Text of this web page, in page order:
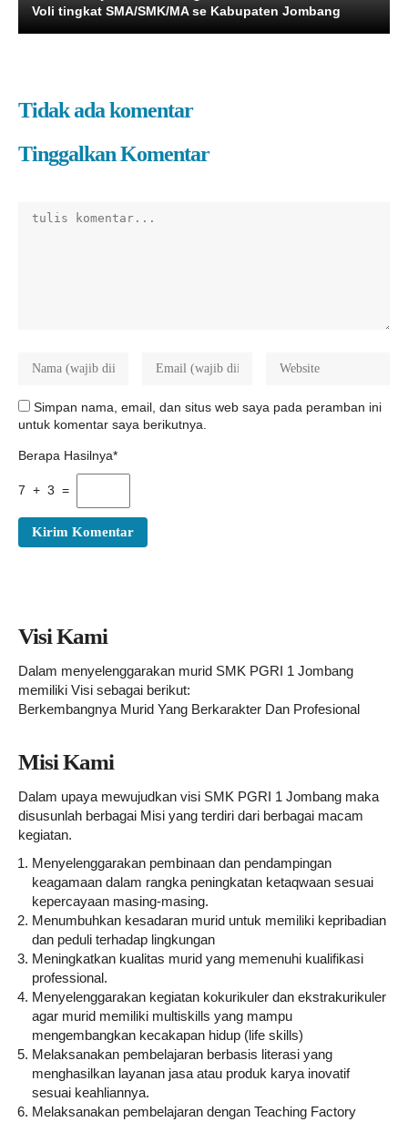
Voli tingkat SMA/SMK/MA se Kabupaten Jombang
Tidak ada komentar
Tinggalkan Komentar
Simpan nama, email, dan situs web saya pada peramban ini
untuk komentar saya berikutnya.
Berapa Hasilnya*
7 + 3 =
Visi Kami
Dalam menyelenggarakan murid SMK PGRI 1 Jombang
memiliki Visi sebagai berikut:
Berkembangnya Murid Yang Berkarakter Dan Profesional
Misi Kami
Dalam upaya mewujudkan visi SMK PGRI 1 Jombang maka
disusunlah berbagai Misi yang terdiri dari berbagai macam
kegiatan.
Menyelenggarakan pembinaan dan pendampingan
keagamaan dalam rangka peningkatan ketaqwaan sesuai
kepercayaan masing-masing.
Menumbuhkan kesadaran murid untuk memiliki kepribadian
dan peduli terhadap lingkungan
Meningkatkan kualitas murid yang memenuhi kualifikasi
professional.
Menyelenggarakan kegiatan kokurikuler dan ekstrakurikuler
agar murid memiliki multiskills yang mampu
mengembangkan kecakapan hidup (life skills)
Melaksanakan pembelajaran berbasis literasi yang
menghasilkan layanan jasa atau produk karya inovatif
sesuai keahliannya.
Melaksanakan pembelajaran dengan Teaching Factory